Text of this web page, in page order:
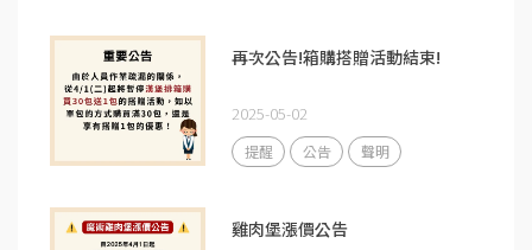
再次公告!箱購搭贈活動結束!
2025-05-02
提醒 公告 聲明
雞肉堡漲價公告